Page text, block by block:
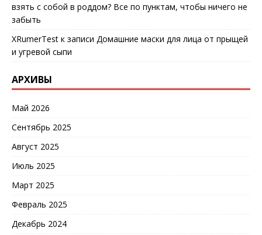
взять с собой в роддом? Все по пунктам, чтобы ничего не
забыть
XRumerTest к записи Домашние маски для лица от прыщей
и угревой сыпи
АРХИВЫ
Май 2026
Сентябрь 2025
Август 2025
Июль 2025
Март 2025
Февраль 2025
Декабрь 2024